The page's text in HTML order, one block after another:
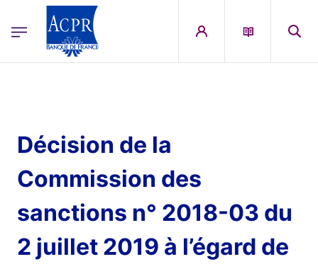
ACPR Menu Principal (French)
Décision de la
Commission des
sanctions n° 2018-03 du
2 juillet 2019 à l’égard de